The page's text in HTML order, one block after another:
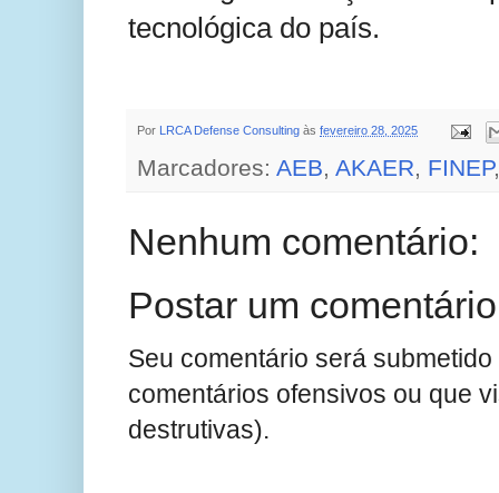
tecnológica do país.
Por LRCA Defense Consulting às fevereiro 28, 2025
Marcadores: AEB, AKAER, FINEP
Nenhum comentário:
Postar um comentário
Seu comentário será
comentários ofensivos ou que
destrutivas).